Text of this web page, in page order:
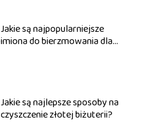
Jakie są najpopularniejsze
imiona do bierzmowania dla
Jakie są najlepsze sposoby na
czyszczenie złotej biżuterii?